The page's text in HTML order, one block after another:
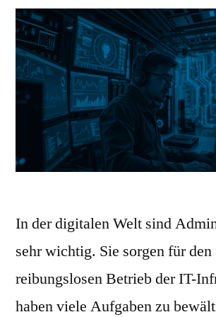
In der digitalen Welt sind
sehr wichtig. Sie sorgen für den
reibungslosen Betrieb der IT-
haben viele Aufgaben zu